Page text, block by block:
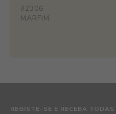
#2306
MARFIM
REGISTE-SE E RECEBA